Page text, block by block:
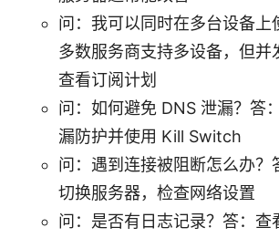
问：我可以同时在多台设备上
多数服务商支持多设备，但并
查看订阅计划
问：如何避免 DNS 泄漏？答
漏防护并使用 Kill Switch
问：遇到连接被阻断怎么办？
切换服务器，检查网络设置
问：是否有日志记录？答：查